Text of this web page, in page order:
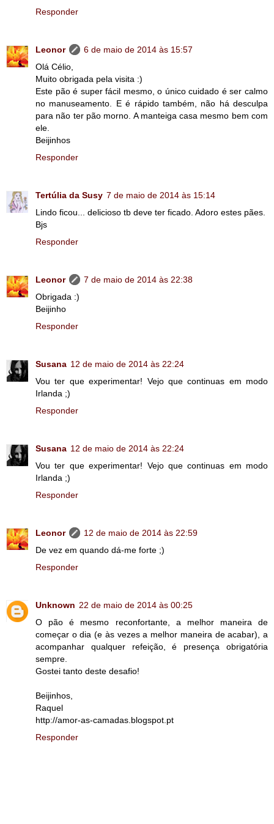
Responder
Leonor
6 de maio de 2014 às 15:57
Olá Célio,
Muito obrigada pela visita :)
Este pão é super fácil mesmo, o único cuidado é ser calmo
no manuseamento. E é rápido também, não há desculpa
para não ter pão morno. A manteiga casa mesmo bem com
ele.
Beijinhos
Responder
Tertúlia da Susy 7 de maio de 2014 às 15:14
Lindo ficou... delicioso tb deve ter ficado. Adoro estes pães.
Bjs
Responder
Leonor
7 de maio de 2014 às 22:38
Obrigada :)
Beijinho
Responder
Susana 12 de maio de 2014 às 22:24
Vou ter que experimentar! Vejo que continuas em modo
Irlanda ;)
Responder
Susana 12 de maio de 2014 às 22:24
Vou ter que experimentar! Vejo que continuas em modo
Irlanda ;)
Responder
Leonor
12 de maio de 2014 às 22:59
De vez em quando dá-me forte ;)
Responder
Unknown 22 de maio de 2014 às 00:25
O pão é mesmo reconfortante, a melhor maneira de
começar o dia (e às vezes a melhor maneira de acabar), a
acompanhar qualquer refeição, é presença obrigatória
sempre.
Gostei tanto deste desafio!
Beijinhos,
Raquel
http://amor-as-camadas.blogspot.pt
Responder